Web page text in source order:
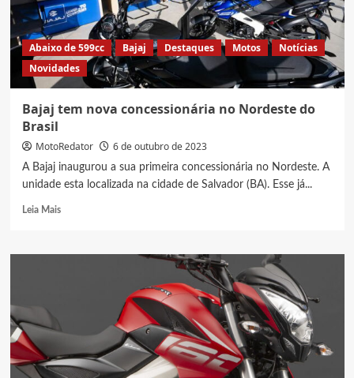
Brasil
Abaixo de 599cc Bajaj Destaques Motos
Notícias
Novidades
Bajaj tem nova concessionária no Nordeste do
Brasil
MotoRedator 6 de outubro de 2023
A Bajaj inaugurou a sua primeira concessionária no Nordeste. A
unidade esta localizada na cidade de Salvador (BA). Esse já...
Leia MaisRead
Bajaj
Brasil